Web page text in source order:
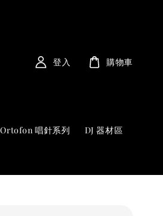
Ortofon 唱針系列 DJ 器材區
登入 購物車